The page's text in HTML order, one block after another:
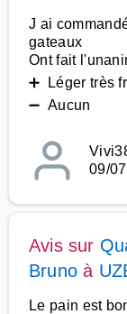
J ai
gateaux
Ont fait
➕ Léger très
➖ Aucun
09/
Avis sur
Bruno à
Le pain est